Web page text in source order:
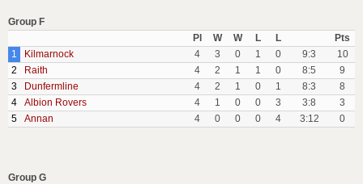
Group F
Pl
W W L L
Pts
1
Kilmarnock 4 3 0 1 0 9:3
10
2
Raith 4 2 1 1 0 8:5
9
3
Dunfermline 4 2 1 0 1 8:3
8
4
Albion Rovers 4 1 0 0 3 3:8
3
5
Annan 4 0 0 0 4 3:12 0
Group G